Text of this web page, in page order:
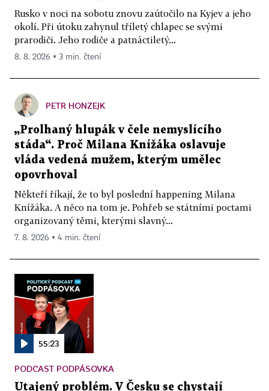
Rusko v noci na sobotu znovu zaútočilo na Kyjev a jeho
okolí. Při útoku zahynul tříletý chlapec se svými
prarodiči. Jeho rodiče a patnáctiletý...
8. 8. 2026 ▪ 3 min. čtení
PETR HONZEJK
„Prolhaný hlupák v čele nemyslícího
stáda“. Proč Milana Knížáka oslavuje
vláda vedená mužem, kterým umělec
opovrhoval
Někteří říkají, že to byl poslední happening Milana
Knížáka. A něco na tom je. Pohřeb se státními poctami
organizovaný těmi, kterými slavný...
7. 8. 2026 ▪ 4 min. čtení
55:23
PODCAST PODPÁSOVKA
Utajený problém. V Česku se chystají